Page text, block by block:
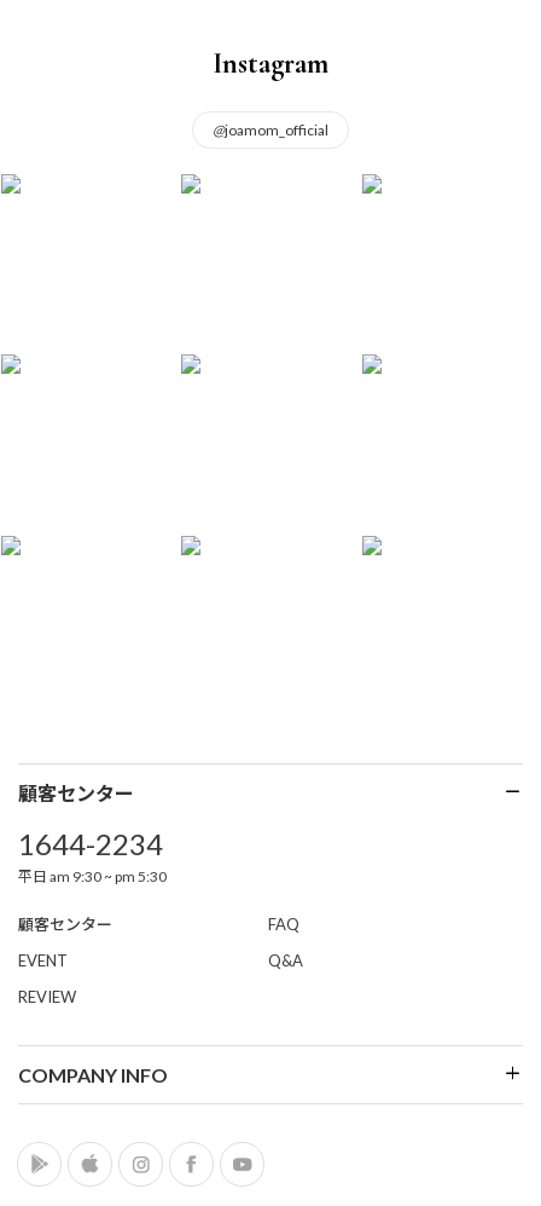
Instagram
@joamom_official
顧客センター
1644-2234
平日 am 9:30 ~ pm 5:30
顧客センター
FAQ
EVENT
Q&A
REVIEW
COMPANY INFO